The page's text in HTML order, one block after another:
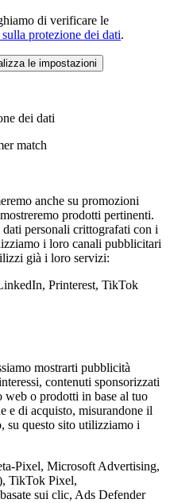
di verificare le
protezione dei dati.
le impostazioni
dei dati
match
anche su promozioni
prodotti pertinenti.
personali crittografati con i
i loro canali pubblicitari
già i loro servizi:
Printerest, TikTok
mostrarti pubblicità
contenuti sponsorizzati
o prodotti in base al tuo
e di acquisto, misurandone il
su questo sito utilizziamo i
Pixel, Microsoft Advertising,
TikTok Pixel,
sui clic, Ads Defender